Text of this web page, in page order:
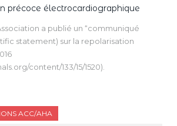
précoce électrocardiographique
a publié un “communiqué
statement) sur la repolarisation
content/133/15/1520).
ACC/AHA